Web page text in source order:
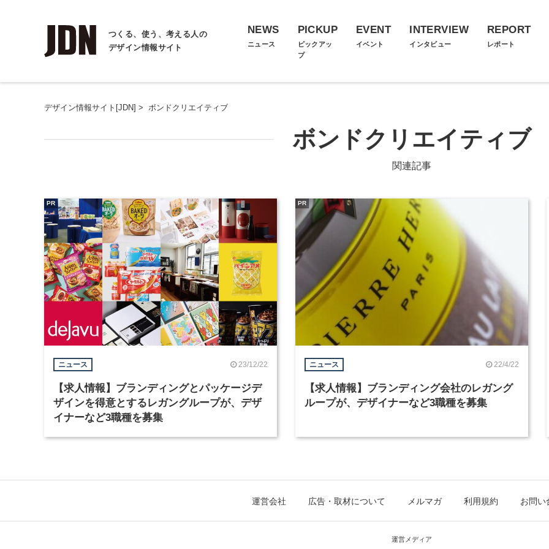
つくる、使う、考える人の
デザイン情報サイト
NEWS
ニュース
PICKUP
ピックアッ
プ
EVENT
イベント
INTERVIEW
インタビュー
REPORT
レポート
デザイン情報サイト[JDN] > ボンドクリエイティブ
ボンドクリエイティブ
関連記事
ニュース 23/12/22
【求人情報】ブランディングとパッケージデ
ザインを得意とするレガングループが、デザ
イナーなど3職種を募集
PR
ニュース 22/4/22
【求人情報】ブランディング会社のレガング
ループが、デザイナーなど3職種を募集
PR
運営会社 広告・取材について メルマガ 利用規約 お問い
運営メディア